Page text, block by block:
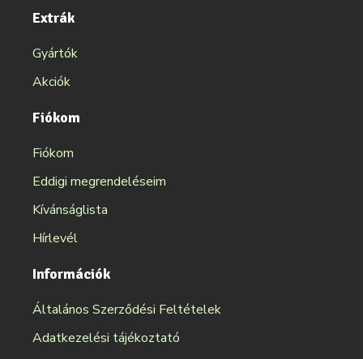
Extrák
Gyártók
Akciók
Fiókom
Fiókom
Eddigi megrendeléseim
Kívánságlista
Hírlevél
Információk
Általános Szerződési Feltételek
Adatkezelési tájékoztató